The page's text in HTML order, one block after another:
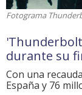
Fotograma
durante su
Con una
España y 76